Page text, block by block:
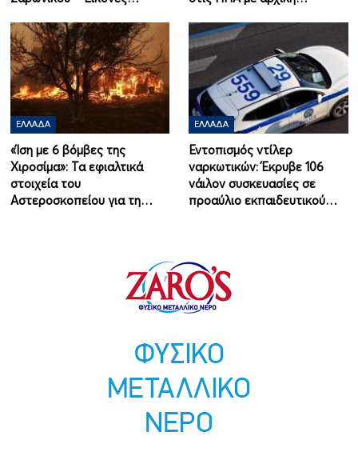
ΕΛΛΆΔΑ
«Ίση με 6 βόμβες της
Χιροσίμα»: Τα εφιαλτικά
στοιχεία του
Αστεροσκοπείου για τη…
ΕΛΛΆΔΑ
Εντοπισμός ντίλερ
ναρκωτικών: Έκρυβε 106
νάιλον συσκευασίες σε
προαύλιο εκπαιδευτικού…